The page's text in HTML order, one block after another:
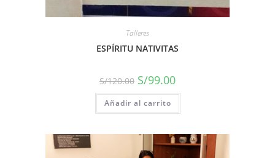
Talleres
ESPÍRITU NATIVITAS
S/120.00 S/99.00
Añadir al carrito